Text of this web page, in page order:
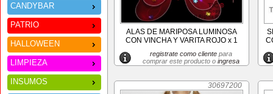
CANDYBAR
PATRIO
HALLOWEEN
LIMPIEZA
INSUMOS
ALAS DE MARIPOSA LUMINOSA
CON VINCHA Y VARITA ROJO x 1
registrate como clientepara
comprar este producto o ingresa
30697200